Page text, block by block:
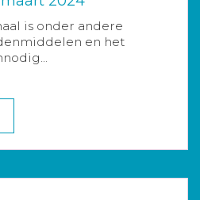
is onder andere
en het